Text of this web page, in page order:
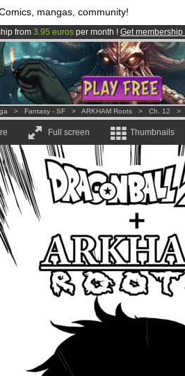
mangas, community!
from 3.95 euros per month ! Get membership
is now LIVE!.
and 1000 comics & mangas!.
> Fantasy - SF > ARKHAM Roots > Ch. 12
Full screen Thumbnails